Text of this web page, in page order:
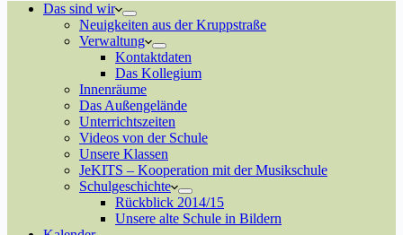
Das sind wir
Neuigkeiten aus der Kruppstraße
Verwaltung
Kontaktdaten
Das Kollegium
Innenräume
Das Außengelände
Unterrichtszeiten
Videos von der Schule
Unsere Klassen
JeKITS – Kooperation mit der Musikschule
Schulgeschichte
Rückblick 2014/15
Unsere alte Schule in Bildern